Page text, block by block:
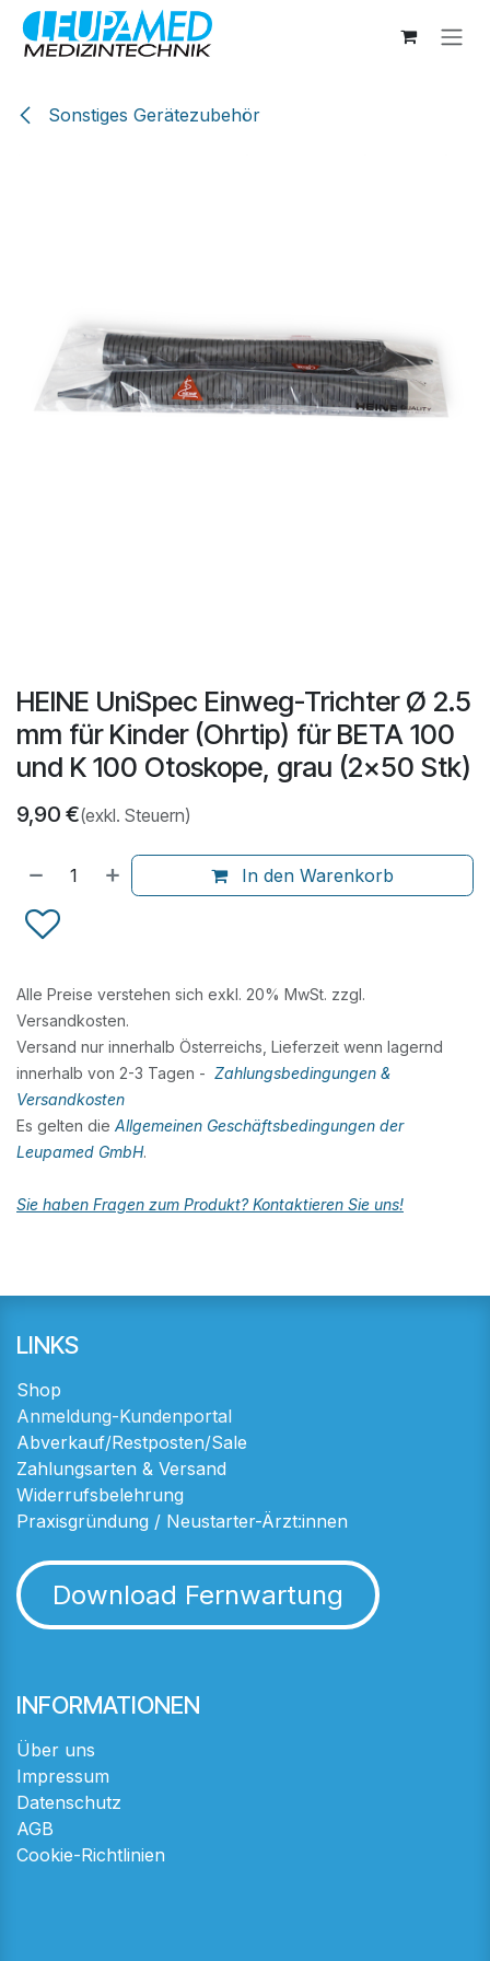
Zum Inhalt springen
Sonstiges Gerätezubehör
HEINE UniSpec Einweg-Trichter Ø 2.5
mm für Kinder (Ohrtip) für BETA 100
und K 100 Otoskope, grau (2x50 Stk)
9,90 €(exkl. Steuern)
In den Warenkorb
Alle Preise verstehen sich exkl. 20% MwSt. zzgl.
Versandkosten.
Versand nur innerhalb Österreichs, Lieferzeit wenn lagernd
innerhalb von 2-3 Tagen - Zahlungsbedingungen &
Versandkosten
Es gelten die Allgemeinen Geschäftsbedingungen der
Leupamed GmbH.
Sie haben Fragen zum Produkt? Kontaktieren Sie uns!
LINKS
Shop
Anmeldung-Kundenportal
Abverkauf/Restposten/Sale
Zahlungsarten & Versand
Widerrufsbelehrung
Praxisgründung / Neustarter-Ärzt:innen
Download Fernwartung
INFORMATIONEN
Über uns
Impressum
Datenschutz
AGB
Cookie-Richtlinien